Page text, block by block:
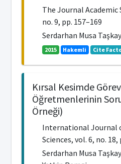
The Journal Academic
no. 9, pp. 157–169
Serdarhan Musa
2015 Hakemli Cite
Kırsal Kesimde
Öğretmenlerinin
Örneği)
International Journal
Sciences, vol. 6, no. 18,
Serdarhan Musa